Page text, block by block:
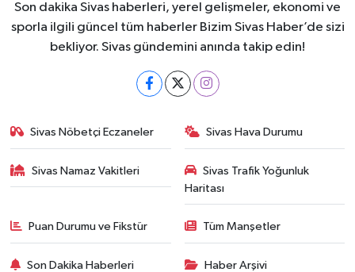
Son dakika Sivas haberleri, yerel gelişmeler, ekonomi ve
sporla ilgili güncel tüm haberler Bizim Sivas Haber’de sizi
bekliyor. Sivas gündemini anında takip edin!
Sivas Nöbetçi Eczaneler Sivas Hava Durumu
Sivas Namaz Vakitleri
Sivas Trafik Yoğunluk
Haritası
Puan Durumu ve Fikstür Tüm Manşetler
Son Dakika Haberleri Haber Arşivi